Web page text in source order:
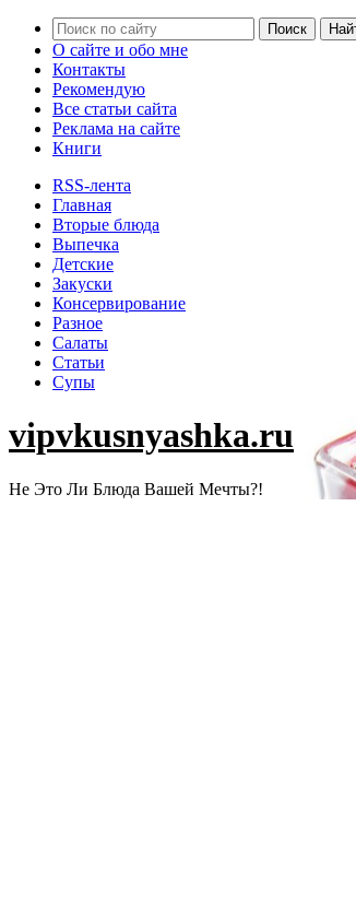
О сайте и обо мне
Контакты
Рекомендую
Все статьи сайта
Реклама на сайте
Книги
RSS-лента
Главная
Вторые блюда
Выпечка
Детские
Закуски
Консервирование
Разное
Салаты
Статьи
Супы
vipvkusnyashka.ru
Не Это Ли Блюда Вашей Мечты?!